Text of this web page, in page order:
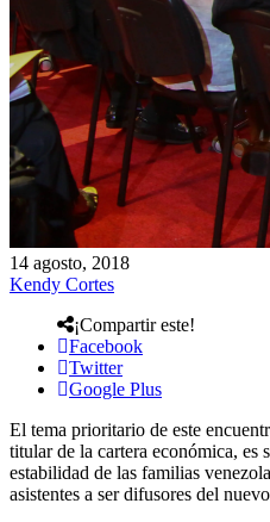
14 agosto, 2018
Kendy Cortes
¡Compartir este!
Facebook
Twitter
Google Plus
El tema prioritario de este
titular de la cartera económica, es
estabilidad de las familias
asistentes a ser difusores del